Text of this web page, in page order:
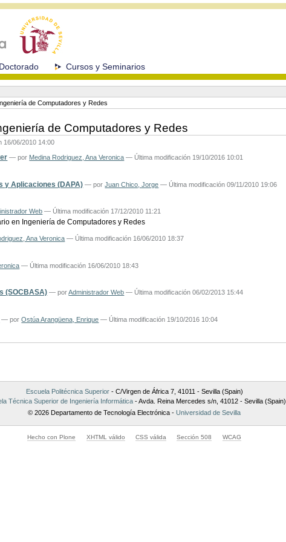
Doctorado Cursos y Seminarios
de Computadores y Redes
de Computadores y Redes
16/06/2010 14:00
—por Medina Rodriguez, Ana Veronica — Última modificación 19/10/2016 10:01
y Aplicaciones (DAPA) —porJuan Chico, Jorge — Última modificación 09/11/2010 19:06
Web — Última modificación 17/12/2010 11:21
en Ingeniería de Computadores y Redes
Ana Veronica — Última modificación 16/06/2010 18:37
— Última modificación 16/06/2010 18:43
(SOCBASA) —porAdministrador Web — Última modificación 06/02/2013 15:44
—porOstúa Arangüena, Enrique — Última modificación 19/10/2016 10:04
Escuela Politécnica Superior- C/Virgen de África 7, 41011 - Sevilla (Spain)
Técnica Superior de Ingeniería Informática- Avda. Reina Mercedes s/n, 41012 - Sevilla (Spain)
© 2026 Departamento de Tecnología Electrónica - Universidad de Sevilla
Hecho con Plone XHTML válido CSS válida Sección 508 WCAG